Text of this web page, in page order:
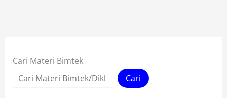
Cari Materi Bimtek
Cari